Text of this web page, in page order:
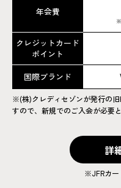
年会費
クレジットカード
ポイント
国際ブランド
※(株)クレディセゾンが発行の旧
すので、新規でのご入会が必要
詳
詳
※JFRカー